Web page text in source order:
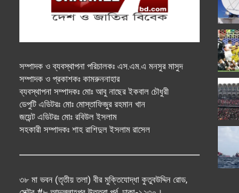
সম্পাদক ও ব্যবস্থাপনা পরিচালকঃ এস.এম.এ মনসুর মাসুদ
সম্পাদক ও প্রকাশকঃ কামরুননাহার
ব্যবস্থাপনা সম্পাদকঃ মোঃ আবু নাছের ইকবাল চৌধুরী
ডেপুটি এডিটরঃ মোঃ মোস্তাফিজুর রহমান খান
জয়েন্ট এডিটরঃ মোঃ রবিউল ইসলাম
সহকারী সম্পাদকঃ শাহ রাশিদুল ইসলাম রাসেল
৩৮ মা ভবন (তৃতীয় তলা) বীর মুক্তিযোদ্ধা কুতুবউদ্দিন রোড,